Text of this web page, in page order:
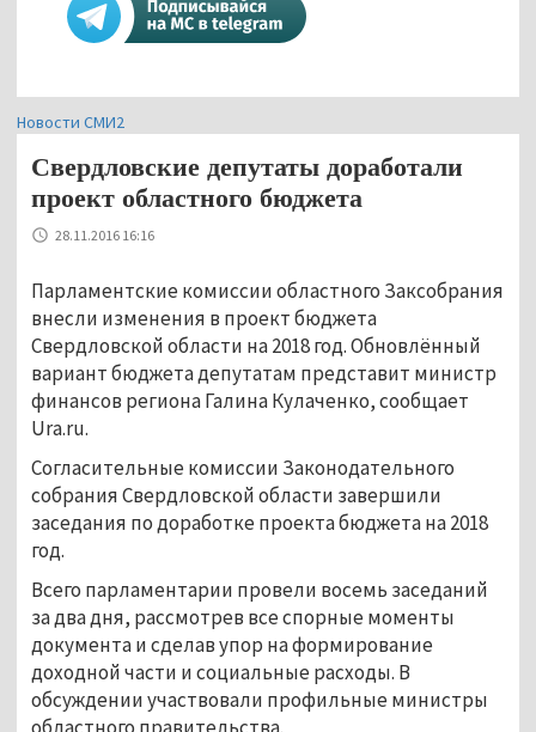
Новости СМИ2
Свердловские депутаты доработали
проект областного бюджета
28.11.2016 16:16
Парламентские комиссии областного Заксобрания
внесли изменения в проект бюджета
Свердловской области на 2018 год. Обновлённый
вариант бюджета депутатам представит министр
финансов региона Галина Кулаченко, сообщает
Ura.ru.
Согласительные комиссии Законодательного
собрания Свердловской области завершили
заседания по доработке проекта бюджета на 2018
год.
Всего парламентарии провели восемь заседаний
за два дня, рассмотрев все спорные моменты
документа и сделав упор на формирование
доходной части и социальные расходы. В
обсуждении участвовали профильные министры